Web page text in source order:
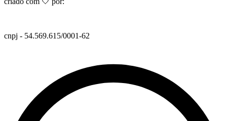
cnpj - 54.569.615/0001-62